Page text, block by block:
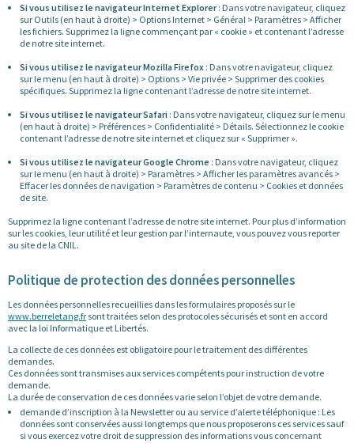
Si vous utilisez le navigateur Internet Explorer: Dans votre navigateur, cliquez
sur Outils (en haut à droite) > Options Internet > Général > Paramètres > Afficher
les fichiers. Supprimez la ligne commençant par « cookie » et contenant l’adresse
de notre site internet.
Si vous utilisez le navigateur Mozilla Firefox : Dans votre navigateur, cliquez
sur le menu (en haut à droite) > Options > Vie privée > Supprimer des cookies
spécifiques. Supprimez la ligne contenant l’adresse de notre site internet.
Si vous utilisez le navigateur Safari : Dans votre navigateur, cliquez sur le menu
(en haut à droite) > Préférences > Confidentialité > Détails. Sélectionnez le cookie
contenant l’adresse de notre site internet et cliquez sur « Supprimer ».
Si vous utilisez le navigateur Google Chrome : Dans votre navigateur, cliquez
sur le menu (en haut à droite) > Paramètres > Afficher les paramètres avancés >
Effacer les données de navigation > Paramètres de contenu > Cookies et données
de site.
Supprimez la ligne contenant l’adresse de notre site internet. Pour plus d’information
sur les cookies, leur utilité et leur gestion par l’internaute, vous pouvez vous reporter
au site de la CNIL.
Politique de protection des données personnelles
Les données personnelles recueillies dans les formulaires proposés sur le
www.berreletang.fr sont traitées selon des protocoles sécurisés et sont en accord
avec la loi Informatique et Libertés.
La collecte de ces données est obligatoire pour le traitement des différentes
demandes.
Ces données sont transmises aux services compétents pour instruction de votre
demande.
La durée de conservation de ces données varie selon l’objet de votre demande.
demande d’inscription à la Newsletter ou au service d’alerte téléphonique : Les
données sont conservées aussi longtemps que nous proposerons ces services sauf
si vous exercez votre droit de suppression des informations vous concernant